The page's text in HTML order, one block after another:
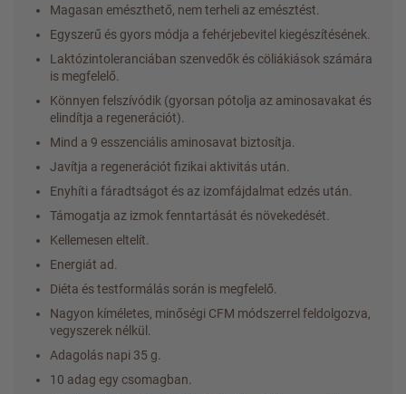
Magasan emészthető, nem terheli az emésztést.
Egyszerű és gyors módja a fehérjebevitel kiegészítésének.
Laktózintoleranciában szenvedők és cöliákiások számára
is megfelelő.
Könnyen felszívódik (gyorsan pótolja az aminosavakat és
elindítja a regenerációt).
Mind a 9 esszenciális aminosavat biztosítja.
Javítja a regenerációt fizikai aktivitás után.
Enyhíti a fáradtságot és az izomfájdalmat edzés után.
Támogatja az izmok fenntartását és növekedését.
Kellemesen eltelít.
Energiát ad.
Diéta és testformálás során is megfelelő.
Nagyon kíméletes, minőségi CFM módszerrel feldolgozva,
vegyszerek nélkül.
Adagolás napi 35 g.
10 adag egy csomagban.